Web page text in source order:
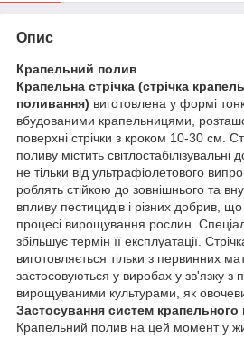
Опис
Крапельний полив
Крапельна стрічка (стрічка
поливання) виготовлена у формі
вбудованими крапельницями,
поверхні стрічки з кроком 10-30 см.
поливу містить світлостабілізувальні
не тільки від ультрафіолетового
роблять стійкою до зовнішнього та
впливу пестицидів і різних добрив,
процесі вирощування рослин.
збільшує термін її експлуатації.
виготовляється тільки з первинних
застосовуються у виробах у зв'язку з
вирощуваними культурами, як
Застосування систем крапельного
Крапельний полив на цей момент у